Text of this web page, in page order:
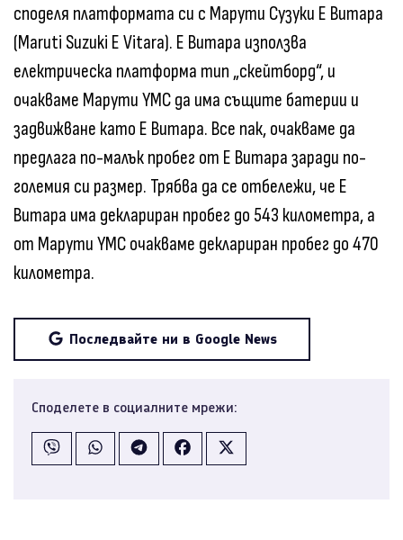
споделя платформата си с Марути Сузуки Е Витара
(Maruti Suzuki E Vitara). Е Витара използва
електрическа платформа тип „скейтборд“, и
очакваме Марути YMC да има същите батерии и
задвижване като Е Витара. Все пак, очакваме да
предлага по-малък пробег от Е Витара заради по-
големия си размер. Трябва да се отбележи, че Е
Витара има деклариран пробег до 543 километра, а
от Марути YMC очакваме деклариран пробег до 470
километра.
Последвайте ни в Google News
Споделете в социалните мрежи: